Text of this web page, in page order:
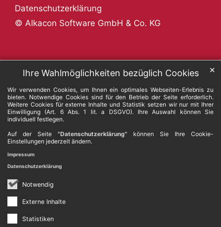
Ihre Wahlmöglichkeiten bezüglich Cookies
Wir verwenden Cookies, um Ihnen ein optimales Webseiten-Erlebnis zu
bieten. Notwendige Cookies sind für den Betrieb der Seite erforderlich.
Weitere Cookies für externe Inhalte und Statistik setzen wir nur mit Ihrer
Einwilligung (Art. 6 Abs. 1 lit. a DSGVO). Ihre Auswahl können Sie
individuell festlegen.
Auf der Seite "Datenschutzerklärung" können Sie Ihre Cookie-
Einstellungen jederzeit ändern.
Notwendig
Externe Inhalte
Statistiken
✕
Impressum
Datenschutzerklärung
© Alkacon Software GmbH & Co. KG
Datenschutzerklärung